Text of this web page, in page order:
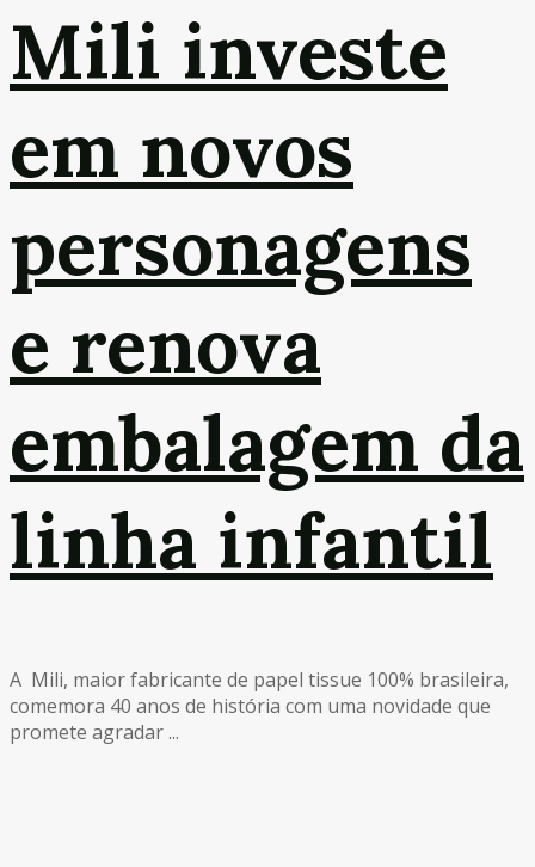
Mili investe
em novos
personagens
e renova
embalagem da
linha infantil
A Mili, maior fabricante de papel tissue 100% brasileira,
comemora 40 anos de história com uma novidade que
promete agradar ...